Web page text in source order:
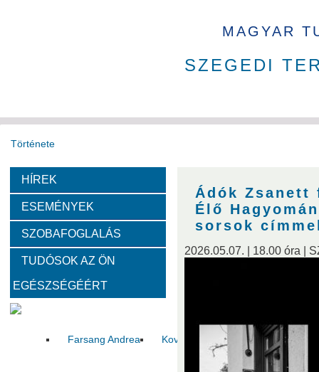
MAGYAR
SZEGEDI
Története
Székház
Fotók a székházról
Bemutatkoznak a SZAB akadémikusai
Kemény Lajos Hohmann Judit
Farsang Andrea Kovács Zoltán Pál Csaba
HÍREK
ESEMÉNYEK
SZOBAFOGLALÁS
TUDÓSOK AZ ÖN
EGÉSZSÉGÉÉRT
Ádók
Élő
sorsok
2026.05.07. | 18.00 óra |